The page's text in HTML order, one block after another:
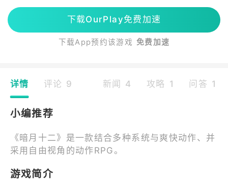
下载OurPlay免费加速
下载App预约该游戏 免费加速
详情 评论 9 新闻 4 攻略 1 问答 1
小编推荐
《暗月十二》是一款结合多种系统与爽快动作、并
采用自由视角的动作RPG。
游戏简介